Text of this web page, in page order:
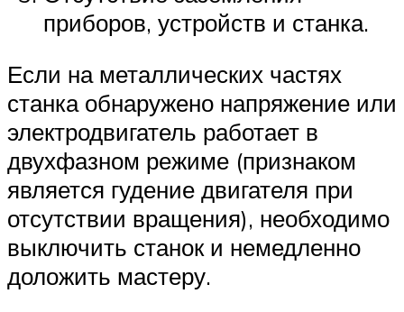
приборов, устройств и станка.
Если на металлических частях
станка обнаружено напряжение или
электродвигатель работает в
двухфазном режиме (признаком
является гудение двигателя при
отсутствии вращения), необходимо
выключить станок и немедленно
доложить мастеру.